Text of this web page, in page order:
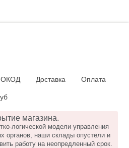
Доставка Оплата
магазина.
логической модели управления
органов, наши склады опустели и
работу на неопредленный срок.